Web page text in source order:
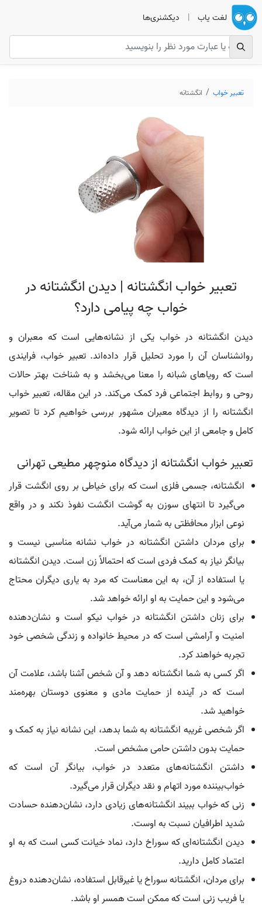
لغت یاب | دیکشنری‌ها
تعبیر خواب انگشتانه
تعبیر خواب انگشتانه | دیدن انگشتانه در
خواب چه پیامی دارد؟
دیدن انگشتانه در خواب یکی از نشانه‌هایی است که معبران و
روانشناسان آن را مورد تحلیل قرار داده‌اند. تعبیر خواب، فرایندی
است که رویاهای شبانه را معنا می‌بخشد و به شناخت بهتر حالات
روحی و روابط اجتماعی فرد کمک می‌کند. در این مقاله، تعبیر خواب
انگشتانه را از دیدگاه معبران مشهور بررسی خواهیم کرد تا تصویر
کامل و جامعی از این خواب ارائه شود.
تعبیر خواب انگشتانه از دیدگاه منوچهر مطیعی تهرانی
انگشتانه، جسمی فلزی است که برای خیاطی بر روی انگشت قرار
می‌گیرد تا انتهای سوزن به گوشت انگشت نفوذ نکند و در واقع
نوعی ابزار محافظتی به شمار می‌آید.
برای مردان داشتن انگشتانه در خواب نشانه مناسبی نیست و
بیانگر نیاز به کمک فردی است که احتمالاً زن است. دیدن انگشتانه
یا استفاده از آن، به این معناست که مرد به یاری دیگران محتاج
می‌شود و این حمایت به او ارائه خواهد شد.
برای زنان داشتن انگشتانه در خواب نیکو است و نشان‌دهنده
امنیت و آرامشی است که در محیط خانواده و زندگی شخصی خود
تجربه خواهند کرد.
اگر کسی به شما انگشتانه دهد و آن شخص آشنا باشد، علامت آن
است که در آینده از حمایت مادی و معنوی دوستان بهره‌مند
خواهید شد.
اگر شخصی غریبه انگشتانه به شما بدهد، این نشانه نیاز به کمک و
حمایت بدون داشتن حامی مشخص است.
داشتن انگشتانه‌های متعدد در خواب، بیانگر آن است که
خواب‌بیننده مورد اتهام و نقد دیگران قرار می‌گیرد.
زنی که خواب ببیند انگشتانه‌های زیادی دارد، نشان‌دهنده حسادت
شدید اطرافیان نسبت به اوست.
دیدن انگشتانه‌ای که سوراخ دارد، نماد خیانت کسی است که به او
اعتماد کامل دارید.
برای مردان، انگشتانه سوراخ یا غیرقابل استفاده، نشان‌دهنده دروغ
یا فریب زنی است که ممکن است همسر او باشد.